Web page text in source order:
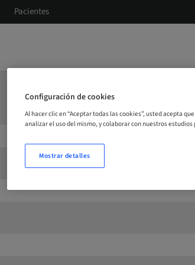
Pacientes
Configuración de cookies
Al hacer clic en “Aceptar todas las cookies”, usted acepta
analizar el uso del mismo, y colaborar con nuestros
Mostrar detalles